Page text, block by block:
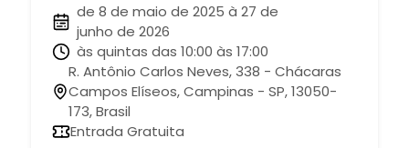
de 8 de maio de 2025 à 27 de
junho de 2026
às quintas das 10:00 às 17:00
R. Antônio Carlos Neves, 338 - Chácaras
Campos Elíseos, Campinas - SP, 13050-
173, Brasil
Entrada Gratuita